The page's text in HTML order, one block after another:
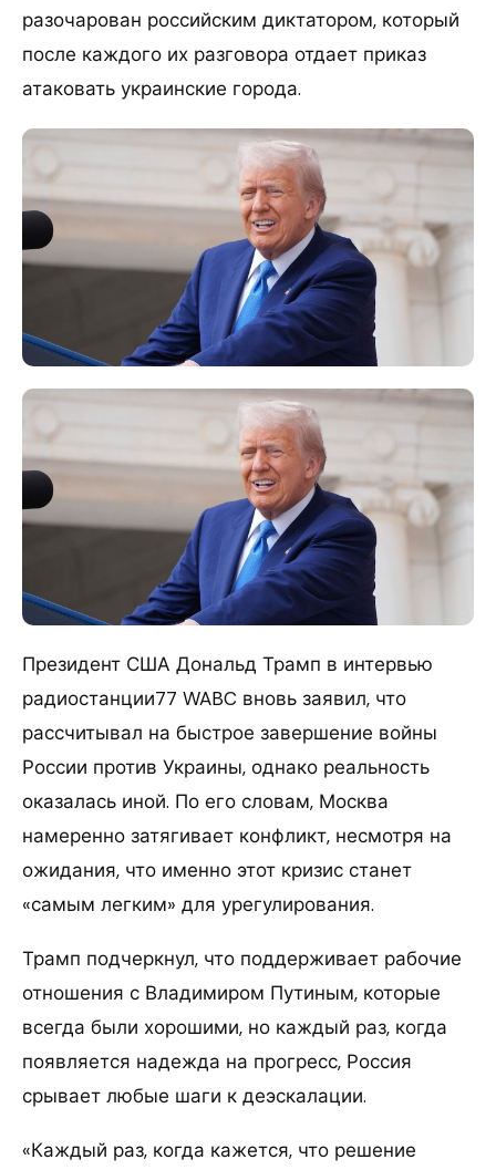
разочарован российским диктатором, который
после каждого их разговора отдает приказ
атаковать украинские города.
Президент США Дональд Трамп в интервью
радиостанции77 WABC вновь заявил, что
рассчитывал на быстрое завершение войны
России против Украины, однако реальность
оказалась иной. По его словам, Москва
намеренно затягивает конфликт, несмотря на
ожидания, что именно этот кризис станет
«самым легким» для урегулирования.
Трамп подчеркнул, что поддерживает рабочие
отношения с Владимиром Путиным, которые
всегда были хорошими, но каждый раз, когда
появляется надежда на прогресс, Россия
срывает любые шаги к деэскалации.
«Каждый раз, когда кажется, что решение